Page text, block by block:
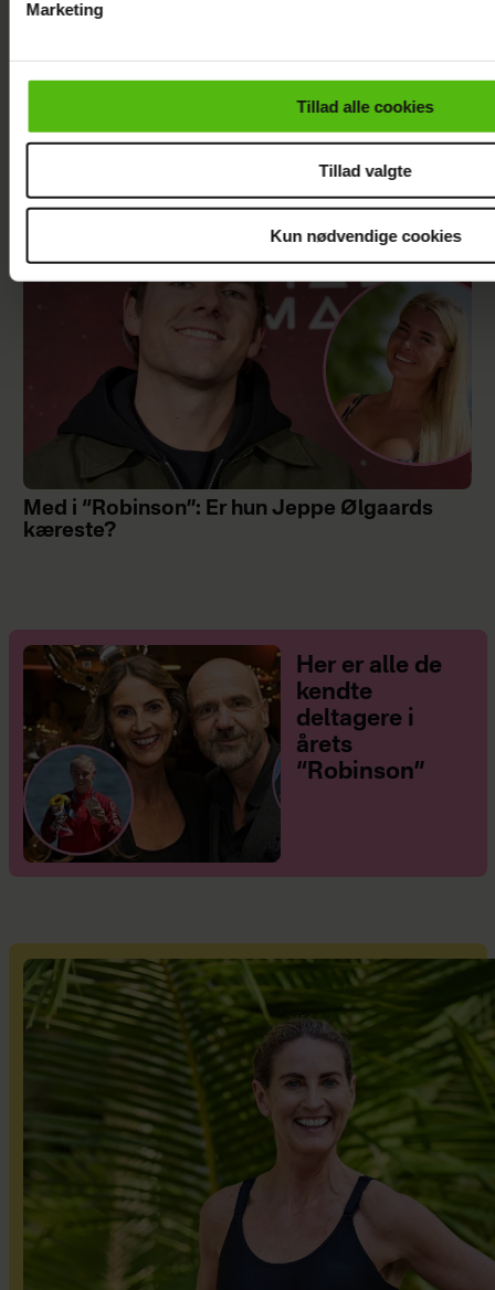
cookiepolitik.
Marketing
Tillad alle cookies
Tillad valgte
Kun nødvendige cookies
"Årgang 0"-stjerne indlagt: Deler nyt efter
Med i “Robinson”: Er hun Jeppe Ølgaards
kæreste?
Her er alle de
kendte
deltagere i
årets
“Robinson”